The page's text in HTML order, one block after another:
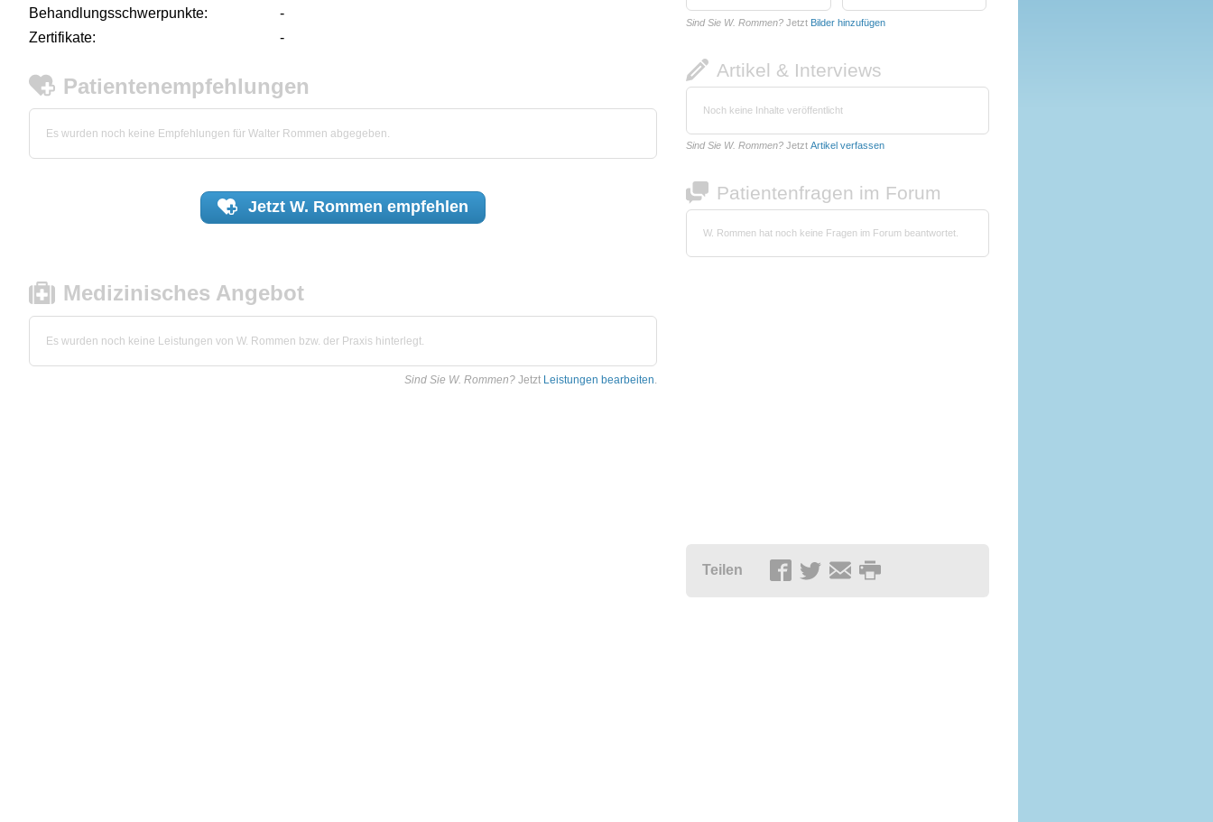
Behandlungsschwerpunkte:
-
Zertifikate:
-
Patientenempfehlungen
Es wurden noch keine Empfehlungen für Walter Rommen abgegeben.
Jetzt W. Rommen empfehlen
Medizinisches Angebot
Es wurden noch keine Leistungen von W. Rommen bzw. der Praxis hinterlegt.
Sind Sie W. Rommen? Jetzt Leistungen bearbeiten.
Sind Sie W. Rommen? Jetzt Bilder hinzufügen
Artikel & Interviews
Noch keine Inhalte veröffentlicht
Sind Sie W. Rommen? Jetzt Artikel verfassen
Patientenfragen im Forum
W. Rommen hat noch keine Fragen im Forum beantwortet.
Teilen